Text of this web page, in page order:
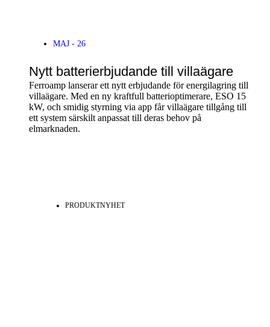
MAJ - 26
Nytt batterierbjudande till villaägare
Ferroamp lanserar ett nytt erbjudande för energilagring till
villaägare. Med en ny kraftfull batterioptimerare, ESO 15
kW, och smidig styrning via app får villaägare tillgång till
ett system särskilt anpassat till deras behov på
elmarknaden.
PRODUKTNYHET